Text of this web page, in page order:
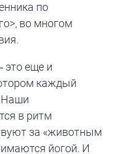
по
во многом
это еще и
каждый
Наши
в ритм
за «животным
йогой. И